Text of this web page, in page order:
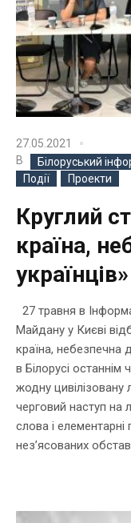
27.05.2021
В
Білоруський
Події
Проекти
Круглий
країна,
українців»
27 травня в
Майдану у Києві
країна, небезпечна
в Білорусі
жодну
черговий наступ на
слова і
нез’ясованих